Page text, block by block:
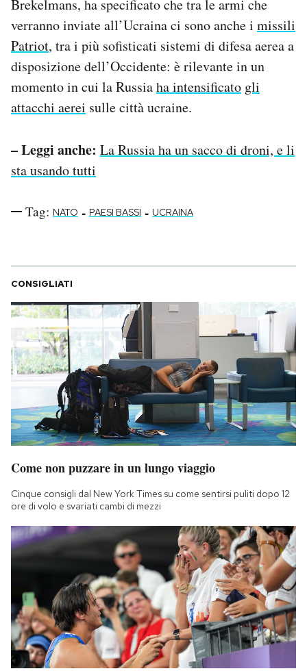
Brekelmans, ha specificato che tra le armi che
verranno inviate all’Ucraina ci sono anche i missili
Patriot, tra i più sofisticati sistemi di difesa aerea a
disposizione dell’Occidente: è rilevante in un
momento in cui la Russiaha intensificato gli
attacchi aerei sulle città ucraine.
– Leggi anche: La Russia ha un sacco di droni, e li
sta usando tutti
Tag: NATO - PAESI BASSI - UCRAINA
CONSIGLIATI
Come non puzzare in un lungo viaggio
Cinque consigli dal New York Times su come sentirsi puliti dopo 12
ore di volo e svariati cambi di mezzi